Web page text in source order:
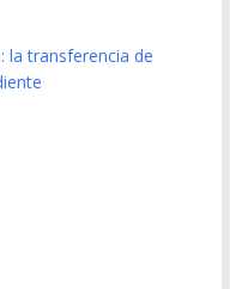
la transferencia de